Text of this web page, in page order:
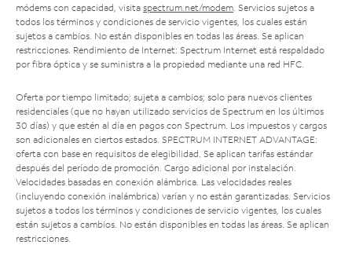
módems con capacidad, visita spectrum.net/modem . Servicios sujetos a
todos los términos y condiciones de servicio vigentes, los cuales están
sujetos a cambios. No están disponibles en todas las áreas. Se aplican
restricciones. Rendimiento de Internet: Spectrum Internet está respaldado
por fibra óptica y se suministra a la propiedad mediante una red HFC.
Oferta por tiempo limitado; sujeta a cambios; solo para nuevos clientes
residenciales (que no hayan utilizado servicios de Spectrum en los últimos
30 días) y que estén al día en pagos con Spectrum. Los impuestos y cargos
son adicionales en ciertos estados. SPECTRUM INTERNET ADVANTAGE:
oferta con base en requisitos de elegibilidad. Se aplican tarifas estándar
después del período de promoción. Cargo adicional por instalación.
Velocidades basadas en conexión alámbrica. Las velocidades reales
(incluyendo conexión inalámbrica) varían y no están garantizadas. Servicios
sujetos a todos los términos y condiciones de servicio vigentes, los cuales
están sujetos a cambios. No están disponibles en todas las áreas. Se aplican
restricciones.